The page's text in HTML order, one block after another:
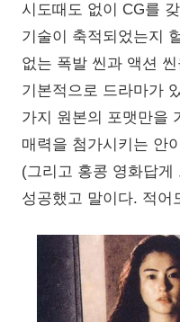
시도때도 없이 CG를
기술이 축적되었는지
없는 폭발 씬과 액션
기본적으로 드라마가
가지 원본의 포맷만을
매력을 첨가시키는 안
(그리고 홍콩 영화답게
성공했고 말이다. 적어